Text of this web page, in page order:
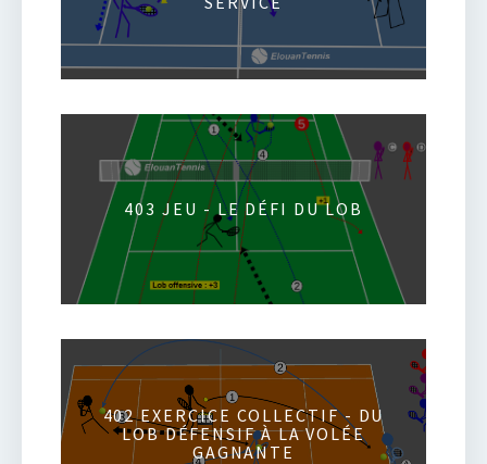
403 JEU - LE DÉFI DU LOB
402 EXERCICE COLLECTIF - DU
LOB DÉFENSIF À LA VOLÉE
GAGNANTE